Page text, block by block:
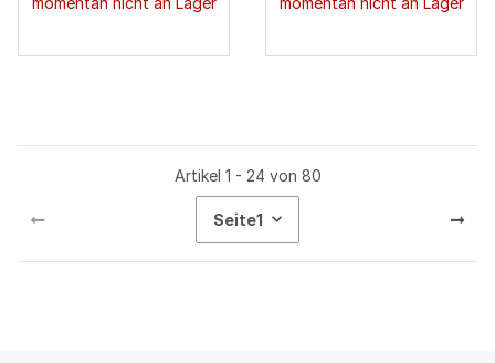
Artikel 1 - 24 von 80
Seite1